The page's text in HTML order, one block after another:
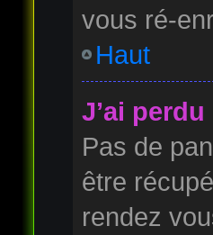
vous ré-
Haut
J’ai
Pas de
être
rendez